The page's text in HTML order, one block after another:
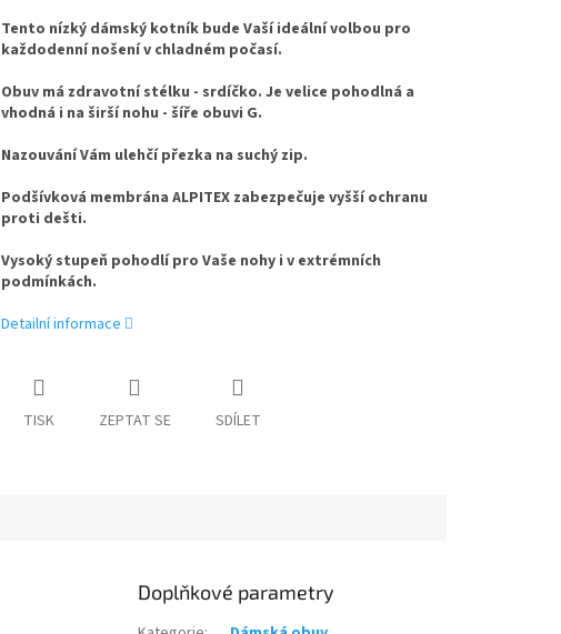
Tento nízký dámský kotník bude Vaší ideální volbou pro
každodenní nošení v chladném počasí.
Obuv má zdravotní stélku - srdíčko. Je velice pohodlná a
vhodná i na širší nohu - šíře obuvi G.
Nazouvání Vám ulehčí přezka na suchý zip.
Podšívková membrána ALPITEX zabezpečuje vyšší ochranu
proti dešti.
Vysoký stupeň pohodlí pro Vaše nohy i v extrémních
podmínkách.
Detailní informace
TISK ZEPTAT SE SDÍLET
Doplňkové parametry